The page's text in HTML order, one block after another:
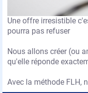
Une offre irresistible
pourra pas refuser
Nous allons créer (ou
qu'elle réponde
Avec la méthode FLH,